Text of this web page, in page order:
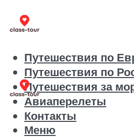
Путешествия по
Путешествия по
Путешествия за
Авиаперелеты
Контакты
Меню